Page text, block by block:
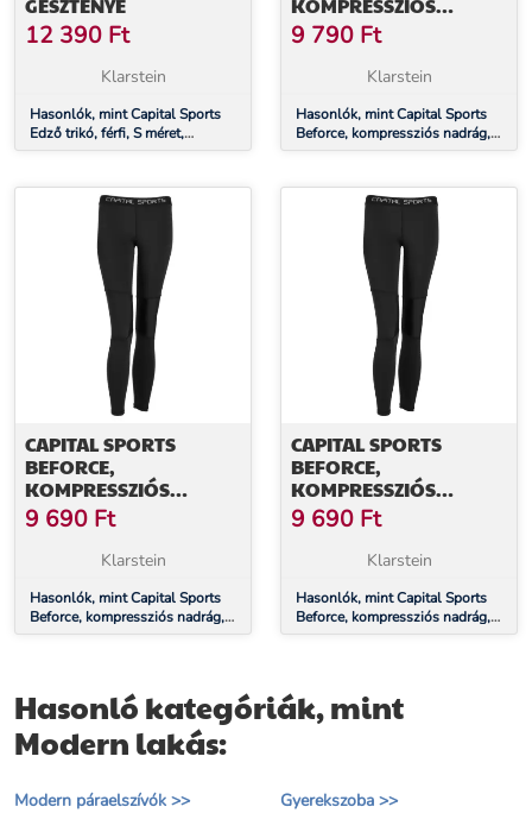
GESZTENYE
12 390 Ft
Klarstein
Hasonlók, mint Capital Sports
Edző trikó, férfi, S méret,
gesztenye
KOMPRESSZIÓS
NADRÁG,
FUNKCIONÁLIS
FEHÉRNEMŰ, NŐI, XS
9 790 Ft
Klarstein
Hasonlók, mint Capital Sports
Beforce, kompressziós nadrág,
funkcionális fehérnemű, női, XS
CAPITAL SPORTS
BEFORCE,
KOMPRESSZIÓS
NADRÁG,
FUNKCIONÁLIS
FEHÉRNEMŰ, NŐI, S
9 690 Ft
Klarstein
Hasonlók, mint Capital Sports
Beforce, kompressziós nadrág,
funkcionális fehérnemű, női, S
CAPITAL SPORTS
BEFORCE,
KOMPRESSZIÓS
NADRÁG,
FUNKCIONÁLIS
FEHÉRNEMŰ, NŐI, M
9 690 Ft
Klarstein
Hasonlók, mint Capital Sports
Beforce, kompressziós nadrág,
funkcionális fehérnemű, női, M
Hasonló kategóriák, mint
Modern lakás:
Modern páraelszívók >> Gyerekszoba >>